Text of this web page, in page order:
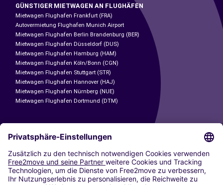
GÜNSTIGER MIETWAGEN AN FLUGHÄFEN
Mietwagen Flughafen Frankfurt (FRA)
Autovermietung Flughafen Munich Airport
Mietwagen Flughafen Berlin Brandenburg (BER)
Mietwagen Flughafen Düsseldorf (DUS)
Mietwagen Flughafen Hamburg (HAM)
Mietwagen Flughafen Köln/Bonn (CGN)
Mietwagen Flughafen Stuttgart (STR)
Mietwagen Flughafen Hannover (HAJ)
Mietwagen Flughafen Nürnberg (NUE)
Mietwagen Flughafen Dortmund (DTM)
CARSHARING
UNSERE STÄDTE
Paris
Madrid
Washington DC